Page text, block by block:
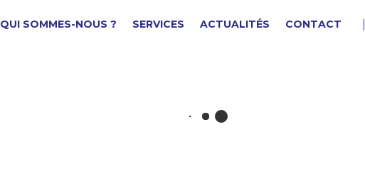
QUI SOMMES-NOUS ? SERVICES ACTUALITÉS CONTACT
BOUCHON FILETE